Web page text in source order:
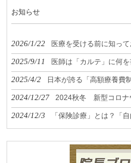
お知らせ
2026/1/22 医療を受ける前に知っ
2025/9/11 医師は「カルテ」に何
2025/4/2 日本が誇る「高額療養費
2024/12/27 2024秋冬 新型コロナ
2024/12/3 「保険診療」とは？「